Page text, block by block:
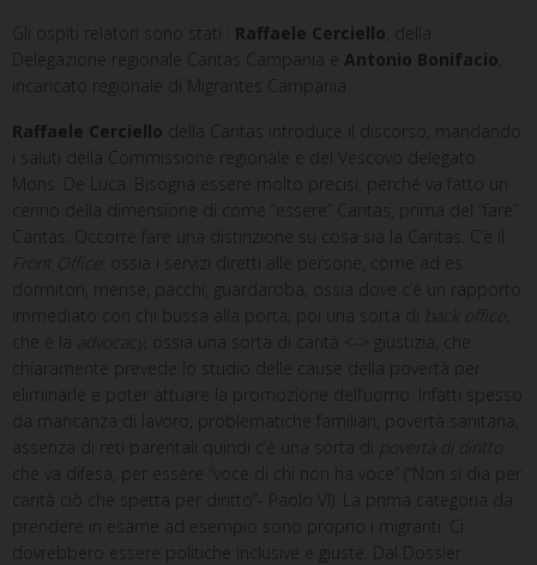
Gli ospiti relatori sono stati : Raffaele Cerciello , della
Delegazione regionale Caritas Campania e Antonio Bonifacio
incaricato regionale di Migrantes Campania
Raffaele Cerciello della Caritas introduce il discorso, mandando
i saluti della Commissione regionale e del Vescovo delegato
Mons. De Luca. Bisogna essere molto precisi, perché va fatto un
cenno della dimensione di come “essere” Caritas, prima del “fare”
Caritas. Occorre fare una distinzione su cosa sia la Caritas. C’è il
: ossia i servizi diretti alle persone, come ad es.
dormitori, mense, pacchi, guardaroba, ossia dove c’è un rapporto
immediato con chi bussa alla porta; poi una sorta di
che è la
, ossia una sorta di carità <-> giustizia, che
chiaramente prevede lo studio delle cause della povertà per
eliminarle e poter attuare la promozione dell’uomo. Infatti spesso
da mancanza di lavoro, problematiche familiari, povertà sanitaria,
assenza di reti parentali quindi c’è una sorta di
che va difesa, per essere “voce di chi non ha voce” (“Non si dia per
carità ciò che spetta per diritto”- Paolo VI). La prima categoria da
prendere in esame ad esempio sono proprio i migranti. Ci
dovrebbero essere politiche inclusive e giuste. Dal Dossier